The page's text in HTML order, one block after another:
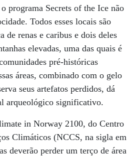
programa Secrets of the Ice não
Todos esses locais são
de renas e caribus e dois deles
elevadas, uma das quais é
pré-históricas
áreas, combinado com o gelo
seus artefatos perdidos, dá
arqueológico significativo.
in Norway 2100, do Centro
Climáticos (NCCS, na sigla em
deverão perder um terço de área